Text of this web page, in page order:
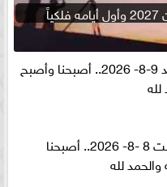
أذكار الصباح الأحد 9-8- 2026.. أصبحنا وأصبح
أذكار الصباح السبت 8 -8- 2026.. أصبحنا
لله